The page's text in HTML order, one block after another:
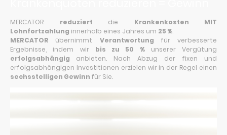
MERCATOR reduziert die Krankenkosten MIT
Lohnfortzahlung innerhalb eines Jahres um 25 %.
MERCATOR übernimmt Verantwortung für verbesserte
Ergebnisse, indem wir bis zu 50 %unserer Vergütung
erfolgsabhängig anbieten. Nach Abzug der fixen und
erfolgsabhängigen Investitionen erzielen wir in der Regel einen
sechsstelligen Gewinn für Sie.